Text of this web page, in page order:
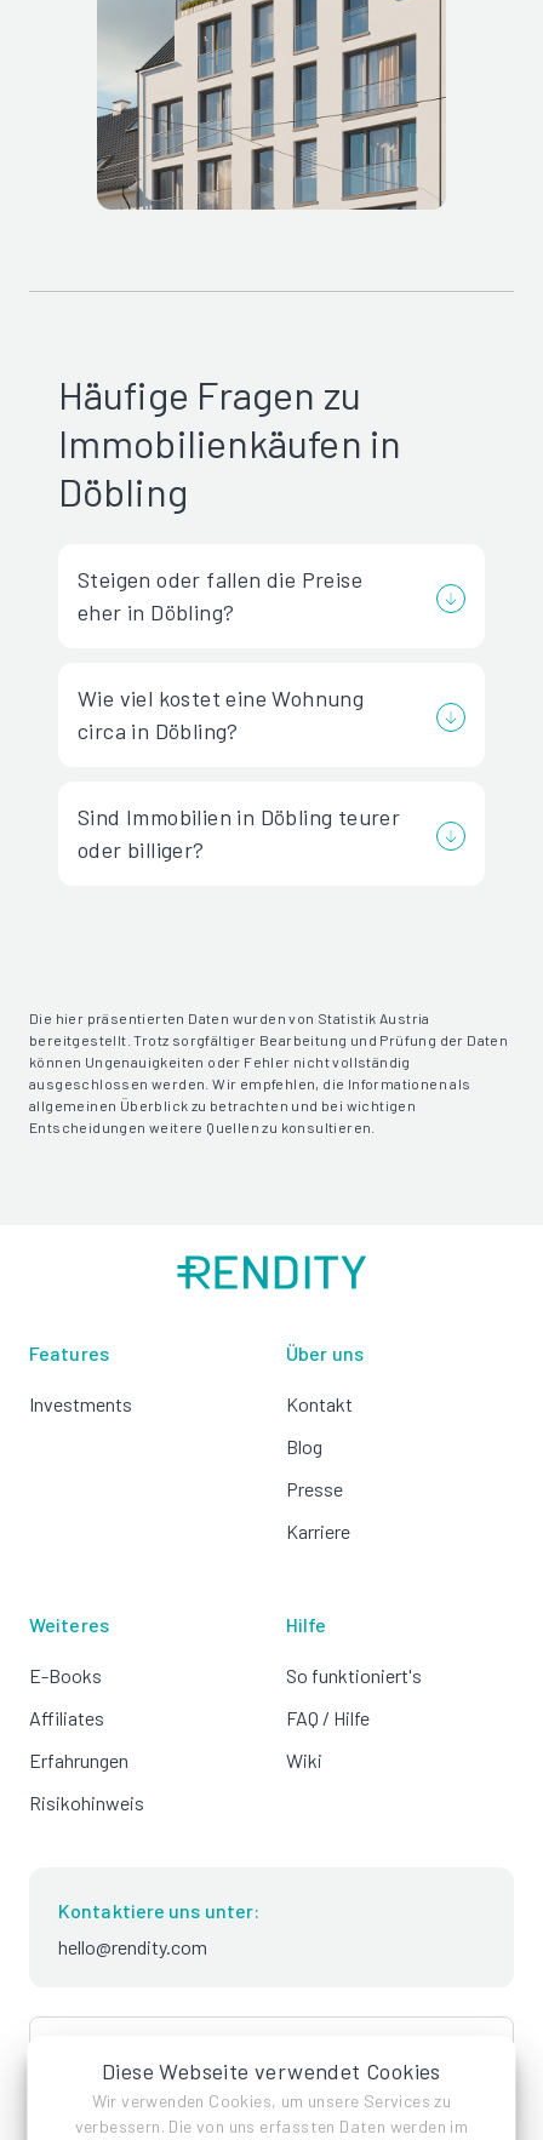
Diese Webseite verwendet Cookies
Wir verwenden Cookies, um unsere Services zu
verbessern. Die von uns erfassten Daten werden im
Häufige Fragen zu
Immobilienkäufen in
Döbling
Steigen oder fallen die Preise
eher in Döbling?
Wie viel kostet eine Wohnung
circa in Döbling?
Sind Immobilien in Döbling teurer
oder billiger?
Die hier präsentierten Daten wurden von Statistik Austria
bereitgestellt. Trotz sorgfältiger Bearbeitung und Prüfung der Daten
können Ungenauigkeiten oder Fehler nicht vollständig
ausgeschlossen werden. Wir empfehlen, die Informationen als
allgemeinen Überblick zu betrachten und bei wichtigen
Entscheidungen weitere Quellen zu konsultieren.
Features
Investments
Über uns
Kontakt
Blog
Presse
Karriere
Weiteres
E-Books
Affiliates
Erfahrungen
Risikohinweis
Hilfe
So funktioniert's
FAQ / Hilfe
Wiki
Kontaktiere uns unter:
hello@rendity.com
language